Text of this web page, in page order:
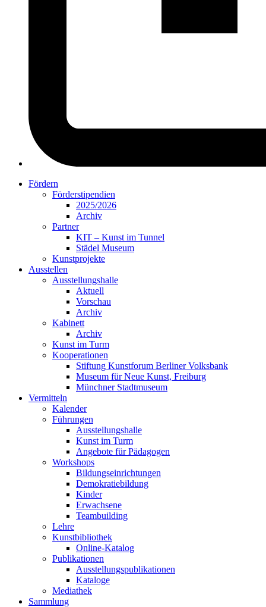
Fördern
Förderstipendien
2025/2026
Archiv
Partner
KIT – Kunst im Tunnel
Städel Museum
Kunstprojekte
Ausstellen
Ausstellungshalle
Aktuell
Vorschau
Archiv
Kabinett
Archiv
Kunst im Turm
Kooperationen
Stiftung Kunstforum Berliner Volksbank
Museum für Neue Kunst, Freiburg
Münchner Stadtmuseum
Vermitteln
Kalender
Führungen
Ausstellungshalle
Kunst im Turm
Angebote für Pädagogen
Workshops
Bildungseinrichtungen
Demokratiebildung
Kinder
Erwachsene
Teambuilding
Lehre
Kunstbibliothek
Online-Katalog
Publikationen
Ausstellungspublikationen
Kataloge
Mediathek
Sammlung